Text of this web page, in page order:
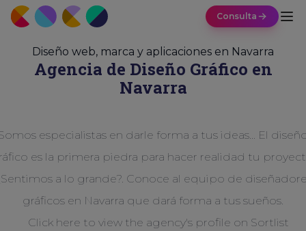
Consulta
Diseño web, marca y aplicaciones en Navarra
Agencia de Diseño Gráfico en
Navarra
especialistas en darle forma a tus ideas... El
es la primera piedra para hacer realidad tu
a lo grande?. Conoce al equipo de
gráficos en Navarra que dará forma a tus sueños.